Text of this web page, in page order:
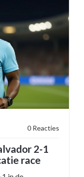
0 Reacties
2-1
race